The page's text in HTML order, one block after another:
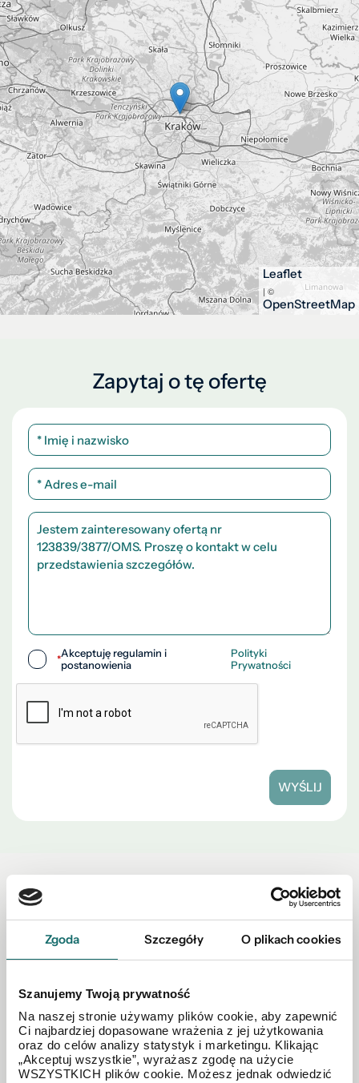
Zgoda Szczegóły O plikach cookies
Szanujemy Twoją prywatność
Na naszej stronie używamy plików cookie, aby zapewnić
Ci najbardziej dopasowane wrażenia z jej użytkowania
oraz do celów analizy statystyk i marketingu. Klikając
„Akceptuj wszystkie”, wyrażasz zgodę na użycie
WSZYSTKICH plików cookie. Możesz jednak odwiedzić
Leaflet
| ©
OpenStreetMap
Zapytaj o tę ofertę
*Akceptuję regulamin i
postanowienia
Polityki
Prywatności
WYŚLIJ
Zobacz również w okolicy